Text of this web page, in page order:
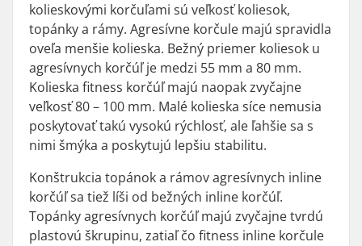
kolieskovými korčuľami sú veľkosť koliesok,
topánky a rámy. Agresívne korčule majú spravidla
oveľa menšie kolieska. Bežný priemer koliesok u
agresívnych korčúľ je medzi 55 mm a 80 mm.
Kolieska fitness korčúľ majú naopak zvyčajne
veľkosť 80 – 100 mm. Malé kolieska síce nemusia
poskytovať takú vysokú rýchlosť, ale ľahšie sa s
nimi šmýka a poskytujú lepšiu stabilitu.
Konštrukcia topánok a rámov agresívnych inline
korčúľ sa tiež líši od bežných inline korčúľ.
Topánky agresívnych korčúľ majú zvyčajne tvrdú
plastovú škrupinu, zatiaľ čo fitness inline korčule